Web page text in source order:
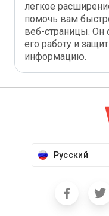
легкое
помочь вам
веб-страницы. Он
его работу и
информацию.
Русский